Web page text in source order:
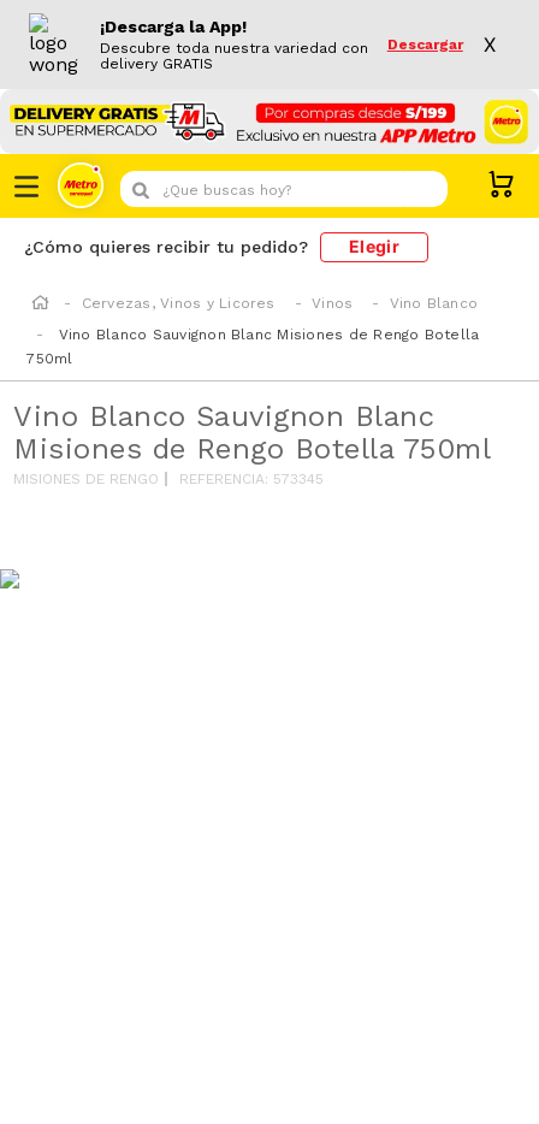
¡Descarga la App!
Descubre toda nuestra variedad con
delivery GRATIS
Descargar X
¿Que buscas hoy?
¿Cómo quieres recibir tu pedido? Elegir
Cervezas, Vinos y Licores Vinos
Vino Blanco
Vino Blanco Sauvignon Blanc Misiones de Rengo Botella
750ml
Vino Blanco Sauvignon Blanc
Misiones de Rengo Botella 750ml
MISIONES DE RENGO REFERENCIA: 573345